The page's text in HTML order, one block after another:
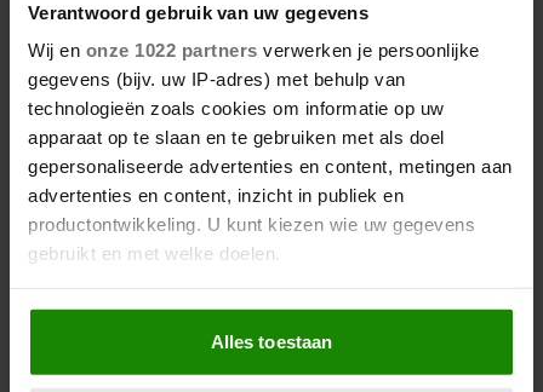
Verantwoord gebruik van uw gegevens
Wij en onze 1022 partners verwerken je persoonlijke
gegevens (bijv. uw IP-adres) met behulp van
technologieën zoals cookies om informatie op uw
apparaat op te slaan en te gebruiken met als doel
gepersonaliseerde advertenties en content, metingen aan
advertenties en content, inzicht in publiek en
productontwikkeling. U kunt kiezen wie uw gegevens
gebruikt en met welke doelen.
Als u het toestaat, willen we ook graag:
Informatie verzamelen over uw geografische
locatie, die tot een paar meter nauwkeurig kan zijn
Alles toestaan